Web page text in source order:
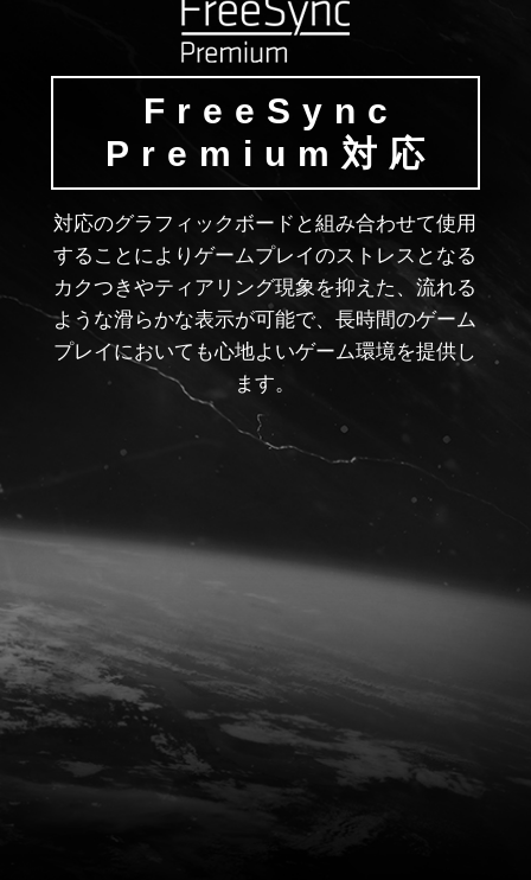
FreeSync
Premium対応
対応のグラフィックボードと組み合わせて使用
することによりゲームプレイのストレスとなる
カクつきやティアリング現象を抑えた、流れる
ような滑らかな表示が可能で、長時間のゲーム
プレイにおいても心地よいゲーム環境を提供し
ます。